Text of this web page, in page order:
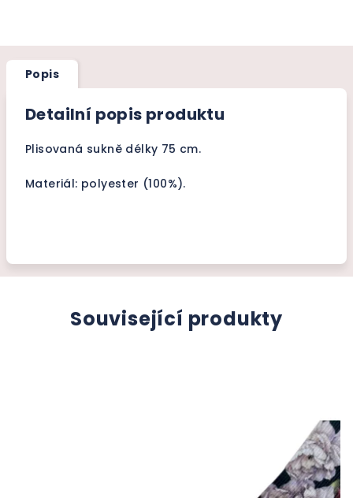
Popis
Detailní popis produktu
Plisovaná sukně délky 75 cm.
Materiál: polyester (100%).
Související produkty